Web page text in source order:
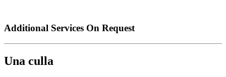
Additional Services On Request
Una culla